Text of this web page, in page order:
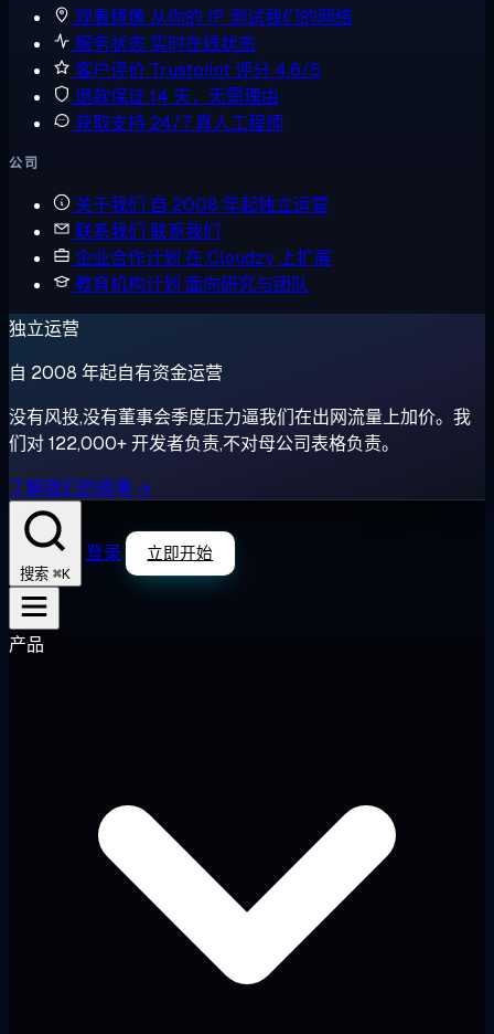
观看镜像 从你的 IP 测试我们的网络
服务状态 实时在线状态
客户评价 Trustpilot 评分 4.6/5
退款保证 14 天，无需理由
获取支持 24/7 真人工程师
公司
关于我们 自 2008 年起独立运营
联系我们 联系我们
企业合作计划 在 Cloudzy 上扩展
教育机构计划 面向研究与团队
独立运营
自 2008 年起自有资金运营
没有风投,没有董事会季度压力逼我们在出网流量上加价。我
们对 122,000+ 开发者负责,不对母公司表格负责。
了解我们的故事 →
搜索 ⌘K
登录 立即开始
产品